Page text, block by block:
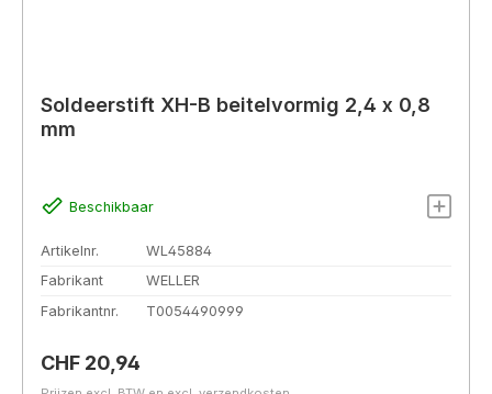
Soldeerstift XH-B beitelvormig 2,4 x 0,8
mm
Beschikbaar
Artikelnr.
WL45884
Fabrikant
WELLER
Fabrikantnr.
T0054490999
Normale prijs:
CHF 20,94